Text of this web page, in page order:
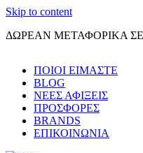
Skip to content
ΔΩΡΕΑΝ ΜΕΤΑΦΟΡΙΚΑ
ΠΟΙΟΙ ΕΙΜΑΣΤΕ
BLOG
ΝΕΕΣ ΑΦΙΞΕΙΣ
ΠΡΟΣΦΟΡΕΣ
BRANDS
ΕΠΙΚΟΙΝΩΝΙΑ